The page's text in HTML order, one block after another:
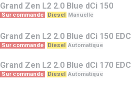
Grand Zen L2 2.0 Blue dCi 150
Sur commande Diesel Manuelle
Grand Zen L2 2.0 Blue dCi 150 EDC
Sur commande Diesel Automatique
Grand Zen L2 2.0 Blue dCi 170 EDC
Sur commande Diesel Automatique